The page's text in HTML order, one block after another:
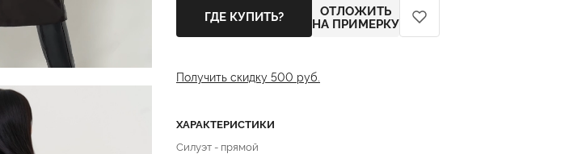
ГДЕ КУПИТЬ? ОТЛОЖИТЬ
НА ПРИМЕРКУ
Получить скидку 500 руб.
ХАРАКТЕРИСТИКИ
Силуэт - прямой